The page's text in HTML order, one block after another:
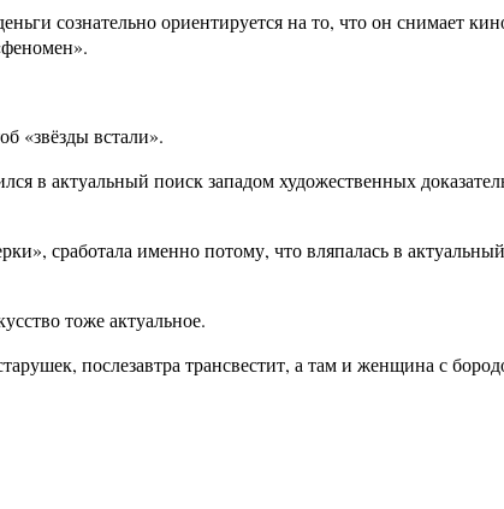
сознательно ориентируется на то, что он снимает
«звёзды встали».
актуальный поиск западом художественных
сработала именно потому, что вляпалась в
тоже актуальное.
послезавтра трансвестит, а там и женщина с